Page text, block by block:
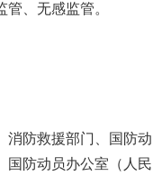
、无感监管。
消防救援部门、国防动
国防动员办公室（人民